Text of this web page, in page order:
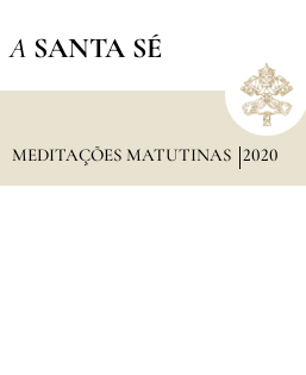
A SANTA SÉ
MEDITAÇÕES MATUTINAS 2020